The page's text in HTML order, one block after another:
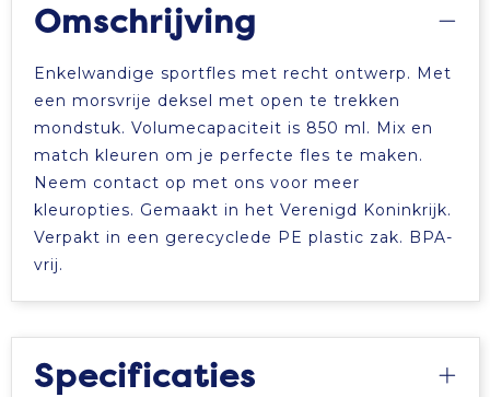
Omschrijving
Enkelwandige sportfles met recht ontwerp. Met
een morsvrije deksel met open te trekken
mondstuk. Volumecapaciteit is 850 ml. Mix en
match kleuren om je perfecte fles te maken.
Neem contact op met ons voor meer
kleuropties. Gemaakt in het Verenigd Koninkrijk.
Verpakt in een gerecyclede PE plastic zak. BPA-
vrij.
Specificaties